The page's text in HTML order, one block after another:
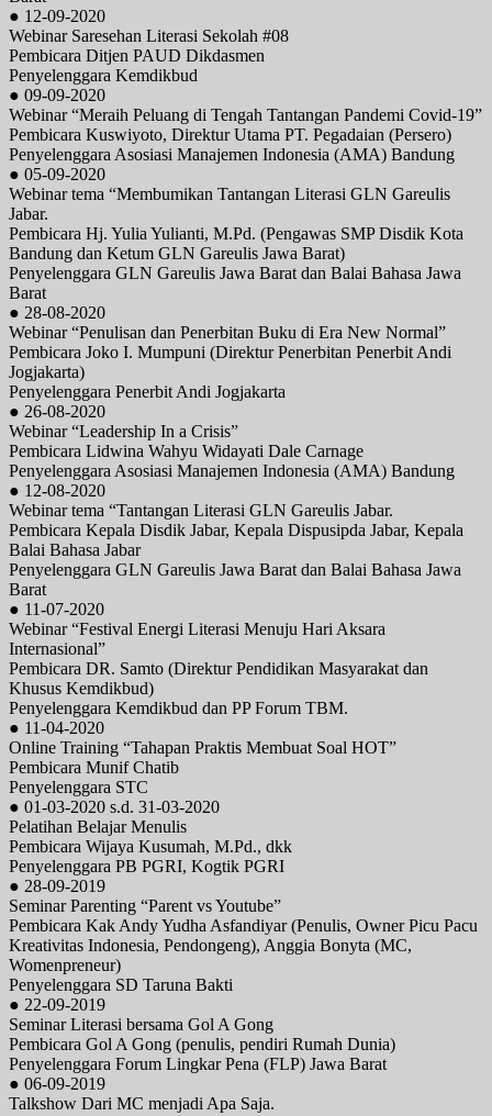
● 12-09-2020
Webinar Saresehan Literasi Sekolah #08
Pembicara Ditjen PAUD Dikdasmen
Penyelenggara Kemdikbud
● 09-09-2020
Webinar “Meraih Peluang di Tengah Tantangan Pandemi Covid-19”
Pembicara Kuswiyoto, Direktur Utama PT. Pegadaian (Persero)
Penyelenggara Asosiasi Manajemen Indonesia (AMA) Bandung
● 05-09-2020
Webinar tema “Membumikan Tantangan Literasi GLN Gareulis
Jabar.
Pembicara Hj. Yulia Yulianti, M.Pd. (Pengawas SMP Disdik Kota
Bandung dan Ketum GLN Gareulis Jawa Barat)
Penyelenggara GLN Gareulis Jawa Barat dan Balai Bahasa Jawa
Barat
● 28-08-2020
Webinar “Penulisan dan Penerbitan Buku di Era New Normal”
Pembicara Joko I. Mumpuni (Direktur Penerbitan Penerbit Andi
Jogjakarta)
Penyelenggara Penerbit Andi Jogjakarta
● 26-08-2020
Webinar “Leadership In a Crisis”
Pembicara Lidwina Wahyu Widayati Dale Carnage
Penyelenggara Asosiasi Manajemen Indonesia (AMA) Bandung
● 12-08-2020
Webinar tema “Tantangan Literasi GLN Gareulis Jabar.
Pembicara Kepala Disdik Jabar, Kepala Dispusipda Jabar, Kepala
Balai Bahasa Jabar
Penyelenggara GLN Gareulis Jawa Barat dan Balai Bahasa Jawa
Barat
● 11-07-2020
Webinar “Festival Energi Literasi Menuju Hari Aksara
Internasional”
Pembicara DR. Samto (Direktur Pendidikan Masyarakat dan
Khusus Kemdikbud)
Penyelenggara Kemdikbud dan PP Forum TBM.
● 11-04-2020
Online Training “Tahapan Praktis Membuat Soal HOT”
Pembicara Munif Chatib
Penyelenggara STC
● 01-03-2020 s.d. 31-03-2020
Pelatihan Belajar Menulis
Pembicara Wijaya Kusumah, M.Pd., dkk
Penyelenggara PB PGRI, Kogtik PGRI
● 28-09-2019
Seminar Parenting “Parent vs Youtube”
Pembicara Kak Andy Yudha Asfandiyar (Penulis, Owner Picu Pacu
Kreativitas Indonesia, Pendongeng), Anggia Bonyta (MC,
Womenpreneur)
Penyelenggara SD Taruna Bakti
● 22-09-2019
Seminar Literasi bersama Gol A Gong
Pembicara Gol A Gong (penulis, pendiri Rumah Dunia)
Penyelenggara Forum Lingkar Pena (FLP) Jawa Barat
● 06-09-2019
Talkshow Dari MC menjadi Apa Saja.